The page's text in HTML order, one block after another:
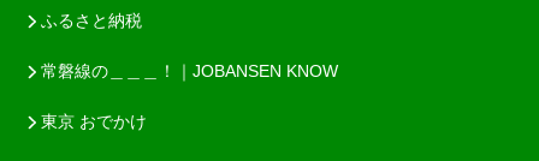
ふるさと納税
常磐線の＿＿＿！｜JOBANSEN KNOW
東京 おでかけ